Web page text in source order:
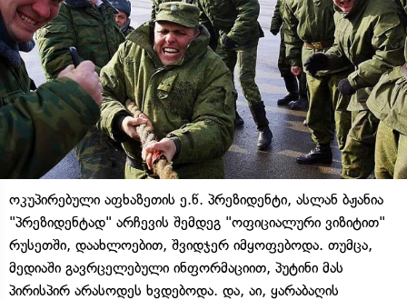
ოკუპირებული აფხაზეთის ე.წ. პრეზიდენტი, ასლან ბჟანია
"პრეზიდენტად" არჩევის შემდეგ "ოფიციალური ვიზიტით"
რუსეთში, დაახლოებით, შვიდჯერ იმყოფებოდა. თუმცა,
მედიაში გავრცელებული ინფორმაციით, პუტინი მას
პირისპირ არასოდეს ხვდებოდა. და, აი, ყარაბაღის